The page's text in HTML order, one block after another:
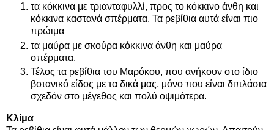
τα κόκκινα με τριανταφυλλί, προς το κόκκινο άνθη και
κόκκινα καστανά σπέρματα. Τα ρεβίθια αυτά είναι πιο
πρώιμα
τα μαύρα με σκούρα κόκκινα άνθη και μαύρα
σπέρματα.
Τέλος τα ρεβίθια του Μαρόκου, που ανήκουν στο ίδιο
βοτανικό είδος με τα δικά μας, μόνο που είναι διπλάσια
σχεδόν στο μέγεθος και πολύ οψιμότερα.
Κλίμα